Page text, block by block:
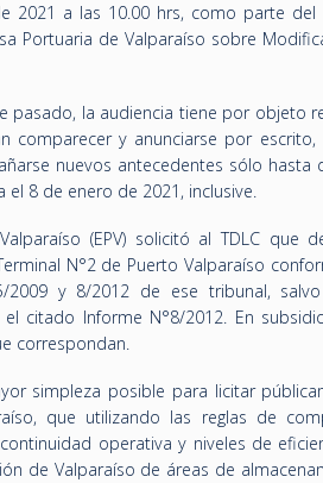
2021 a las 10.00 hrs, como parte del
Portuaria de Valparaíso sobre
pasado, la audiencia tiene por objeto
comparecer y anunciarse por escrito,
nuevos antecedentes sólo hasta
8 de enero de 2021, inclusive.
(EPV) solicitó al TDLC que
N°2 de Puerto Valparaíso
y 8/2012 de ese tribunal,
citado Informe N°8/2012. En
correspondan.
simpleza posible para licitar
que utilizando las reglas de
operativa y niveles de
de Valparaíso de áreas de